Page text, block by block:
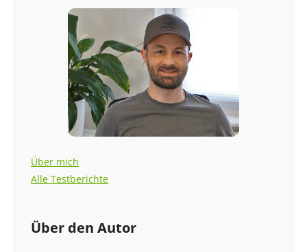
Über mich
Alle Testberichte
Über den Autor